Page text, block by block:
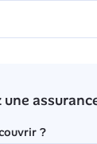
?